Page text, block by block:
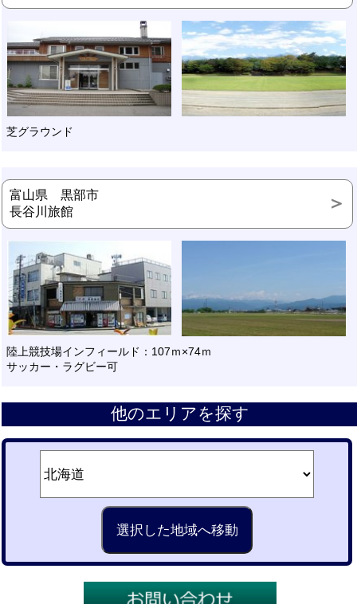
芝グラウンド
富山県 黒部市
長谷川旅館
陸上競技場インフィールド：107ｍ×74ｍ
サッカー・ラグビー可
他のエリアを探す